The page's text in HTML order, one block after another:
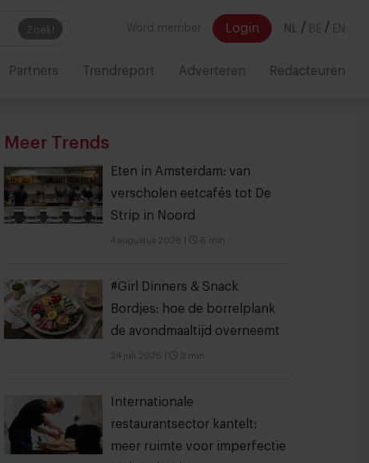
Zoek! Word member Login NL / BE / EN
Partners Trendreport Adverteren Redacteuren
Meer Trends
Eten in Amsterdam: van
verscholen eetcafés tot De
Strip in Noord
4 augustus 2026 6 min
#Girl Dinners & Snack
Bordjes: hoe de borrelplank
de avondmaaltijd overneemt
24 juli 2026 3 min
Internationale
restaurantsector kantelt:
meer ruimte voor imperfectie